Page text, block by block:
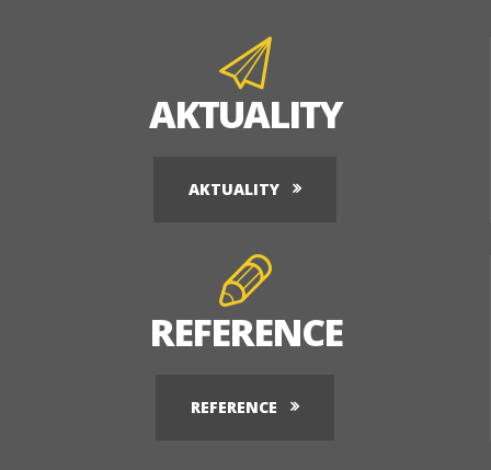
AKTUALITY
AKTUALITY
REFERENCE
REFERENCE